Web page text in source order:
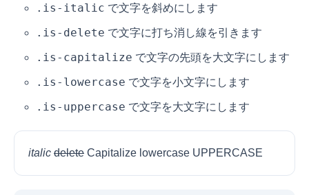
.is-italic で文字を斜めにします
.is-delete で文字に打ち消し線を引きます
.is-capitalize で文字の先頭を大文字にします
.is-lowercase で文字を小文字にします
.is-uppercase で文字を大文字にします
italic delete Capitalize lowercase UPPERCASE